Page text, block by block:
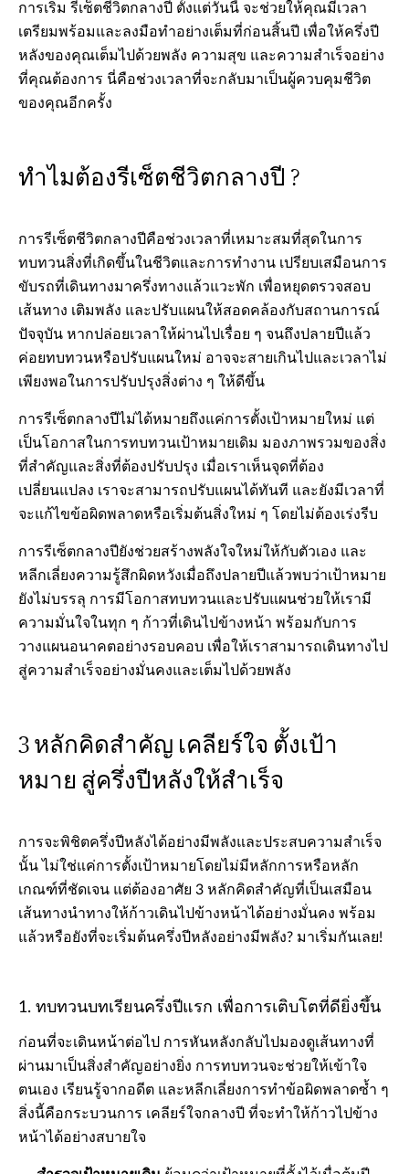
การเริ่ม รีเซ็ตชีวิตกลางปี ตั้งแต่วันนี้ จะช่วยให้คุณมีเวลา
เตรียมพร้อมและลงมือทำอย่างเต็มที่ก่อนสิ้นปี เพื่อให้ครึ่งปี
หลังของคุณเต็มไปด้วยพลัง ความสุข และความสำเร็จอย่าง
ที่คุณต้องการ นี่คือช่วงเวลาที่จะกลับมาเป็นผู้ควบคุมชีวิต
ของคุณอีกครั้ง
ทำไมต้องรีเซ็ตชีวิตกลางปี ?
การรีเซ็ตชีวิตกลางปีคือช่วงเวลาที่เหมาะสมที่สุดในการ
ทบทวนสิ่งที่เกิดขึ้นในชีวิตและการทำงาน เปรียบเสมือนการ
ขับรถที่เดินทางมาครึ่งทางแล้วแวะพัก เพื่อหยุดตรวจสอบ
เส้นทาง เติมพลัง และปรับแผนให้สอดคล้องกับสถานการณ์
ปัจจุบัน หากปล่อยเวลาให้ผ่านไปเรื่อย ๆ จนถึงปลายปีแล้ว
ค่อยทบทวนหรือปรับแผนใหม่ อาจจะสายเกินไปและเวลาไม่
เพียงพอในการปรับปรุงสิ่งต่าง ๆ ให้ดีขึ้น
การรีเซ็ตกลางปีไม่ได้หมายถึงแค่การตั้งเป้าหมายใหม่ แต่
เป็นโอกาสในการทบทวนเป้าหมายเดิม มองภาพรวมของสิ่ง
ที่สำคัญและสิ่งที่ต้องปรับปรุง เมื่อเราเห็นจุดที่ต้อง
เปลี่ยนแปลง เราจะสามารถปรับแผนได้ทันที และยังมีเวลาที่
จะแก้ไขข้อผิดพลาดหรือเริ่มต้นสิ่งใหม่ ๆ โดยไม่ต้องเร่งรีบ
การรีเซ็ตกลางปียังช่วยสร้างพลังใจใหม่ให้กับตัวเอง และ
หลีกเลี่ยงความรู้สึกผิดหวังเมื่อถึงปลายปีแล้วพบว่าเป้าหมาย
ยังไม่บรรลุ การมีโอกาสทบทวนและปรับแผนช่วยให้เรามี
ความมั่นใจในทุก ๆ ก้าวที่เดินไปข้างหน้า พร้อมกับการ
วางแผนอนาคตอย่างรอบคอบ เพื่อให้เราสามารถเดินทางไป
สู่ความสำเร็จอย่างมั่นคงและเต็มไปด้วยพลัง
3 หลักคิดสำคัญ เคลียร์ใจ ตั้งเป้า
หมาย สู่ครึ่งปีหลังให้สําเร็จ
การจะพิชิตครึ่งปีหลังได้อย่างมีพลังและประสบความสำเร็จ
นั้น ไม่ใช่แค่การตั้งเป้าหมายโดยไม่มีหลักการหรือหลัก
เกณฑ์ที่ชัดเจน แต่ต้องอาศัย 3 หลักคิดสำคัญที่เป็นเสมือน
เส้นทางนำทางให้ก้าวเดินไปข้างหน้าได้อย่างมั่นคง พร้อม
แล้วหรือยังที่จะเริ่มต้นครึ่งปีหลังอย่างมีพลัง? มาเริ่มกันเลย!
1. ทบทวนบทเรียนครึ่งปีแรก เพื่อการเติบโตที่ดียิ่งขึ้น
ก่อนที่จะเดินหน้าต่อไป การหันหลังกลับไปมองดูเส้นทางที่
ผ่านมาเป็นสิ่งสำคัญอย่างยิ่ง การทบทวนจะช่วยให้เข้าใจ
ตนเอง เรียนรู้จากอดีต และหลีกเลี่ยงการทำข้อผิดพลาดซ้ำ ๆ
สิ่งนี้คือกระบวนการ เคลียร์ใจกลางปี ที่จะทำให้ก้าวไปข้าง
หน้าได้อย่างสบายใจ